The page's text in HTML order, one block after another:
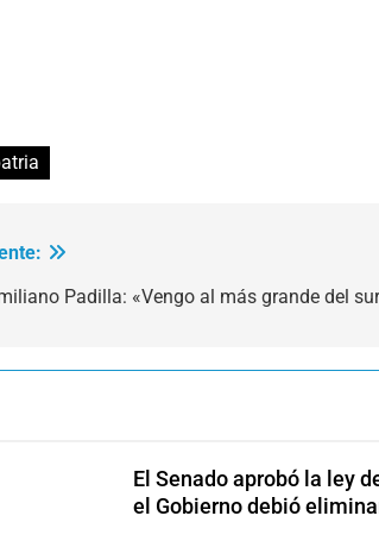
Padilla: «Vengo al más grande del
El Senado aprobó la ley
el Gobierno debió